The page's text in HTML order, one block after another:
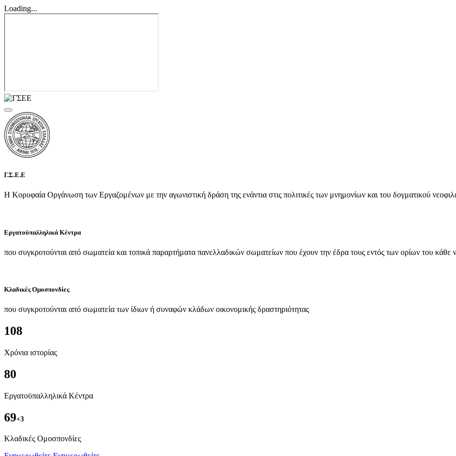
Loading...
Γ.Σ.Ε.Ε
Η Κορυφαία Οργάνωση των Εργαζομένων με την αγωνιστική δράση της ενάντια στις πολιτικές των μνημονίων και του δογματικού
Εργατοϋπαλληλικά Κέντρα
που συγκροτούνται από σωματεία και τοπικά παραρτήματα πανελλαδικών σωματείων που έχουν την έδρα τους εντός των ορίων του κάθε
Κλαδικές Ομοσπονδίες
που συγκροτούνται από σωματεία των ίδιων ή συναφών κλάδων οικονομικής δραστηριότητας
108
Χρόνια ιστορίας
80
Εργατοϋπαλληλικά Κέντρα
69+3
Kλαδικές Ομοσπονδίες